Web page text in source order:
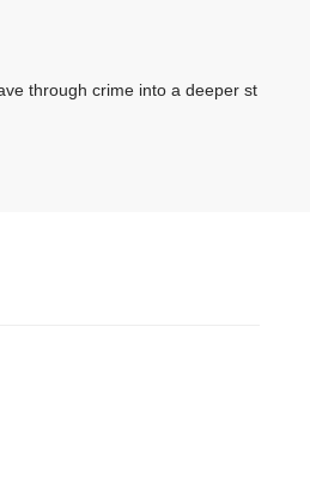
through crime into a deeper st